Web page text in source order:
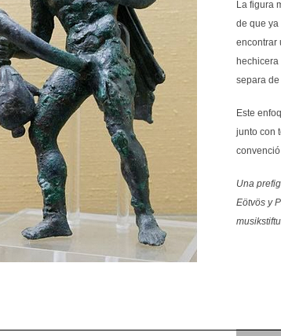
La figura
de que
encontrar
separa
Este
junto con
Una
Eötvös y